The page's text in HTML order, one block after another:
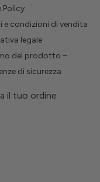
Policy
e condizioni di vendita
legale
del prodotto –
di sicurezza
il tuo ordine